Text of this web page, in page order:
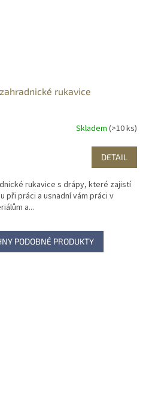
rukavice
Skladem (>10 ks)
DETAIL
rukavice s drápy, které zajistí
při práci a usnadní vám práci v
a...
PODOBNÉ PRODUKTY